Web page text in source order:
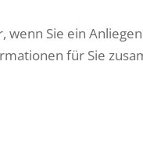
Sie ein
für Sie